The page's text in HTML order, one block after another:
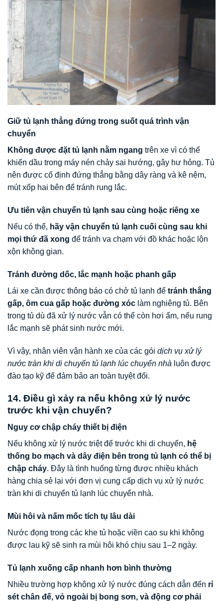
Giữ tủ lạnh thẳng đứng trong suốt quá trình vận
chuyển
Không được đặt tủ lạnh nằm ngang trên xe vì có thể
khiến dầu trong máy nén chảy sai hướng, gây hư hỏng. Tủ
nên được cố định đứng thẳng bằng dây ràng và kê nệm,
mút xốp hai bên để tránh rung lắc.
Ưu tiên vận chuyển tủ lạnh sau cùng hoặc riêng xe
Nếu có thể, hãy vận chuyển tủ lạnh cuối cùng sau khi
mọi thứ đã xong để tránh va chạm với đồ khác hoặc lộn
xộn không gian.
Tránh đường dốc, lắc mạnh hoặc phanh gấp
Lái xe cần được thông báo có chở tủ lạnh để tránh thắng
gấp, ôm cua gấp hoặc đường xóc làm nghiêng tủ. Bên
trong tủ dù đã xử lý nước vẫn có thể còn hơi ẩm, nếu rung
lắc mạnh sẽ phát sinh nước mới.
Vì vậy, nhân viên vận hành xe của các gói dịch vụ xử lý
nước tràn khi di chuyển tủ lạnh lúc chuyển nhà luôn được
đào tạo kỹ để đảm bảo an toàn tuyệt đối.
14. Điều gì xảy ra nếu không xử lý nước
trước khi vận chuyển?
Nguy cơ chập cháy thiết bị điện
Nếu không xử lý nước triệt để trước khi di chuyển, hệ
thống bo mạch và dây điện bên trong tủ lạnh có thể bị
chập cháy. Đây là tình huống từng được nhiều khách
hàng chia sẻ lại với đơn vị cung cấp dịch vụ xử lý nước
tràn khi di chuyển tủ lạnh lúc chuyển nhà.
Mùi hôi và nấm mốc tích tụ lâu dài
Nước đọng trong các khe tủ hoặc viền cao su khi không
được lau kỹ sẽ sinh ra mùi hôi khó chịu sau 1–2 ngày.
Tủ lạnh xuống cấp nhanh hơn bình thường
Nhiều trường hợp không xử lý nước đúng cách dẫn đến rỉ
sét chân đế, vỏ ngoài bị bong sơn, và động cơ phải